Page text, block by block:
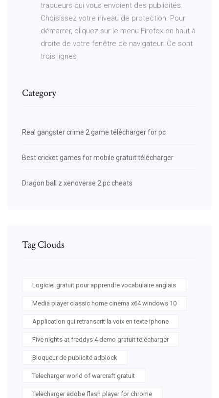
traqueurs qui vous envoient des publicités.
Choisissez votre niveau de protection. Pour
démarrer, cliquez sur le menu Firefox en haut à
droite de votre fenêtre de navigateur. Ce sont
trois lignes
Category
Real gangster crime 2 game télécharger for pc
Best cricket games for mobile gratuit télécharger
Dragon ball z xenoverse 2 pc cheats
Tag Clouds
Logiciel gratuit pour apprendre vocabulaire anglais
Media player classic home cinema x64 windows 10
Application qui retranscrit la voix en texte iphone
Five nights at freddys 4 demo gratuit télécharger
Bloqueur de publicité adblock
Telecharger world of warcraft gratuit
Telecharger adobe flash player for chrome